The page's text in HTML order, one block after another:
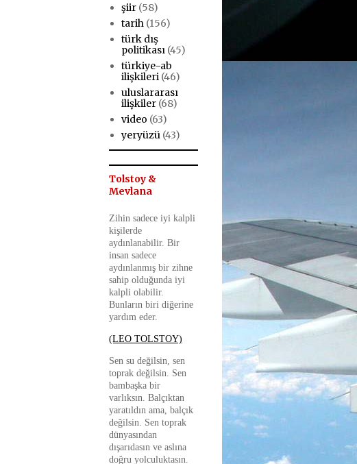
şiir (58)
tarih (156)
türk dış
politikası (45)
türkiye-ab
ilişkileri (46)
uluslararası
ilişkiler (68)
video (63)
yeryüzü (43)
Tolstoy &
Mevlana
Zihin sadece iyi kalpli
kişilerde
aydınlanabilir. Bir
insan sadece
aydınlanmış bir zihne
sahip olduğunda iyi
kalpli olabilir.
Bunların biri diğerine
yardım eder.
(LEO TOLSTOY)
Sen su değilsin, sen
toprak değilsin. Sen
bambaşka bir
varlıksın. Balçıktan
yaratıldın ama, balçık
değilsin. Sen toprak
dünyasından
dışarıdasın ve aslına
doğru yolculuktasın.